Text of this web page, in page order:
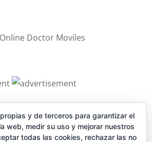
y de terceros para garantizar el
web, medir su uso y mejorar nuestros
todas las cookies, rechazar las no